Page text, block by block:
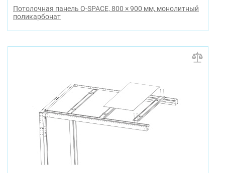
Потолочная панель Q-SPACE, 800 × 900 мм, монолитный
поликарбонат